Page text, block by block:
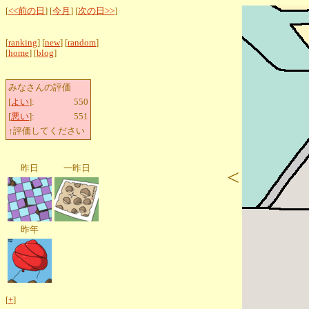
[<<前の日 ] [今月 ] [次の日>>]
[ranking] [new] [random]
[home] [blog]
みなさんの評価
[よい]:
550
[悪い]:
551
↑評価してください
昨日 一昨日
昨年
[+]
<